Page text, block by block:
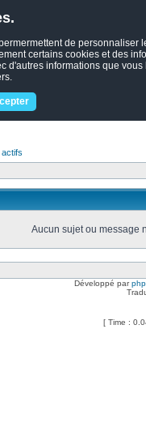
de
certains cookies et des
d'autres informations que
Aucun sujet ou message
Développé par
[ Time :